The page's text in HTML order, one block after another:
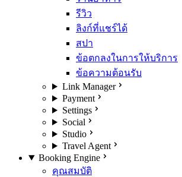
รีวิว
ลิงก์ที่แชร์ได้
สปา
ข้อตกลงในการให้บริการ
ข้อความต้อนรับ
Link Manager
Payment
Settings
Social
Studio
Travel Agent
Booking Engine
คุณสมบัติ